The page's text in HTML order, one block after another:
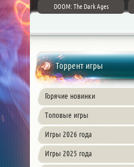
DOOM: The Dark Ages
Торрент игры
Горячие новинки
Топовые игры
Игры 2026 года
Игры 2025 года